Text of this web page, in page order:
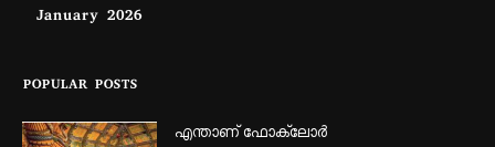
January 2026
POPULAR POSTS
എന്താണ്‌ ഫോക്‌ലോർ